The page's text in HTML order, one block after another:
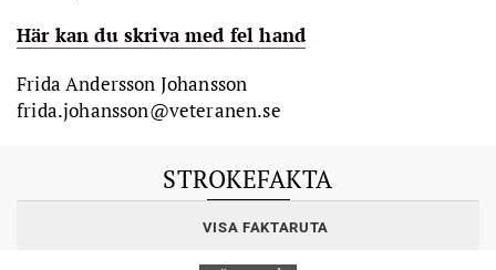
Här kan du skriva med fel hand
Frida Andersson Johansson
frida.johansson@veteranen.se
STROKEFAKTA
svenskar drabbas årligen.VISA FAKTARUTA